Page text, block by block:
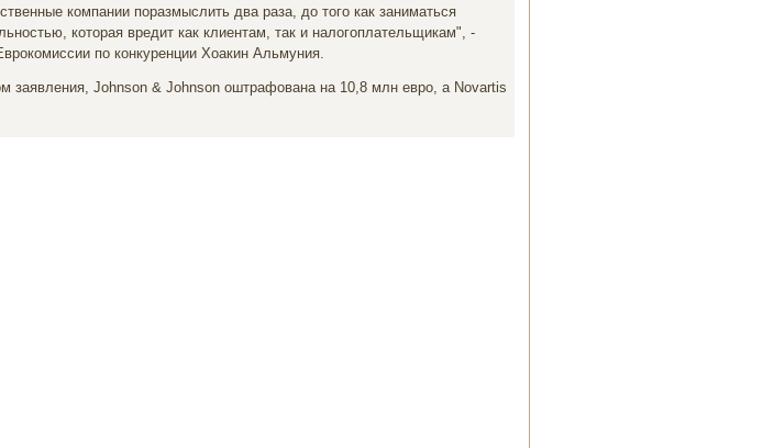
компании поразмыслить два раза, до того как заниматься
которая вредит как клиентам, так и налогоплательщикам", -
по конкуренции Хоакин Альмуния.
заявления, Johnson & Johnson оштрафована на 10,8 млн евро, а Novartis